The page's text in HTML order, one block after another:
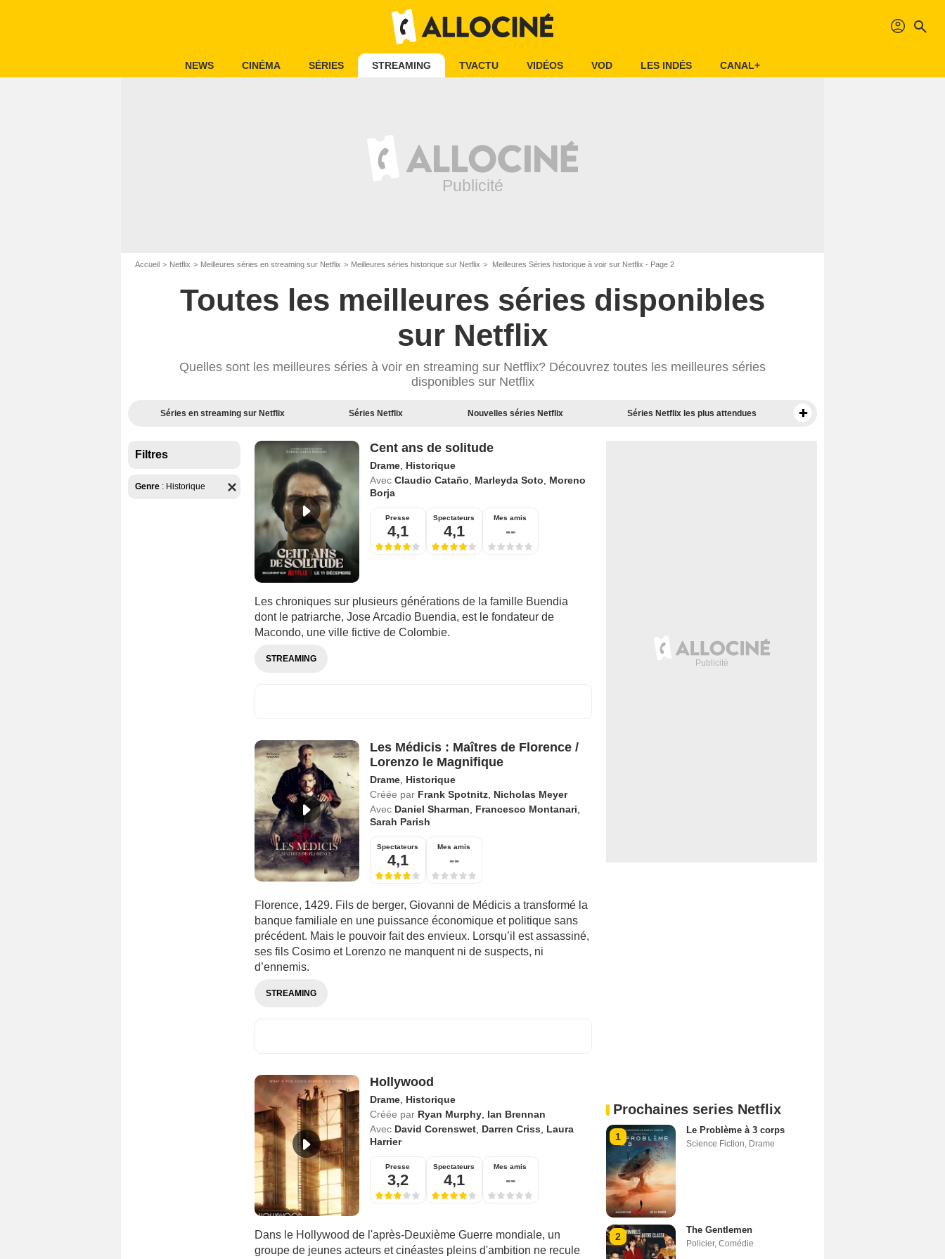
profil search
NEWS CINÉMA SÉRIES STREAMING TVACTU VIDÉOS VOD LES INDÉS CANAL+
Accueil Netflix Meilleures séries en streaming sur Netflix Meilleures séries historique sur Netflix Meilleures Séries historique à voir sur Netflix - Page 2
Toutes les meilleures séries disponibles
sur Netflix
Quelles sont les meilleures séries à voir en streaming sur Netflix? Découvrez toutes les meilleures séries
disponibles sur Netflix
Séries en streaming sur Netflix Séries Netflix Nouvelles séries Netflix Séries Netflix les plus attendues
Filtres
Genre : Historique
Cent ans de solitude
Drame, Historique
Avec Claudio Cataño Marleyda Soto
Moreno
Borja
Presse
4,1
Spectateurs
4,1
Mes amis
--
Les chroniques sur plusieurs générations de la famille Buendia
dont le patriarche, Jose Arcadio Buendia, est le fondateur de
Macondo, une ville fictive de Colombie.
STREAMING
Les Médicis : Maîtres de Florence /
Lorenzo le Magnifique
Drame, Historique
Créée par Frank Spotnitz, Nicholas Meyer
Avec Daniel Sharman Francesco Montanari
Sarah Parish
Spectateurs
4,1
Mes amis
--
Florence, 1429. Fils de berger, Giovanni de Médicis a transformé la
banque familiale en une puissance économique et politique sans
précédent. Mais le pouvoir fait des envieux. Lorsqu’il est assassiné,
ses fils Cosimo et Lorenzo ne manquent ni de suspects, ni
d’ennemis.
STREAMING
Hollywood
Drame, Historique
Créée par Ryan Murphy, Ian Brennan
Avec David Corenswet, Darren Criss
Laura
Harrier
Presse
3,2
Spectateurs
4,1
Mes amis
--
Dans le Hollywood de l'après-Deuxième Guerre mondiale, un
groupe de jeunes acteurs et cinéastes pleins d'ambition ne recule
Prochaines series Netflix
1
Le Problème à 3 corps
Science Fiction, Drame
2
The Gentlemen
Policier, Comédie